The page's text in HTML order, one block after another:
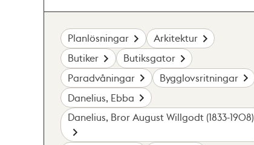
Planlösningar
Arkitektur
Butiker
Butiksgator
Paradvåningar
Bygglovsritningar
Danelius, Ebba
Danelius, Bror August Willgodt (1833-1908)